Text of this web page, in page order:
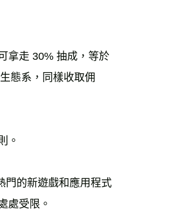
拿走 30% 抽成，等於
態系，同樣收取佣
。
門的新遊戲和應用程式
處受限。